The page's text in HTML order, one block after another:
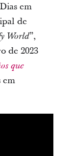
em
de
World”,
de 2023
que
em